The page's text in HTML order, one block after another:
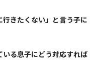
行きたくない」と言う子に
いる息子にどう対応すれば